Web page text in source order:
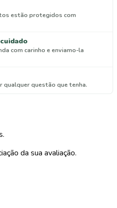
estão protegidos com
com carinho e enviamo-la
qualquer questão que tenha.
da sua avaliação.